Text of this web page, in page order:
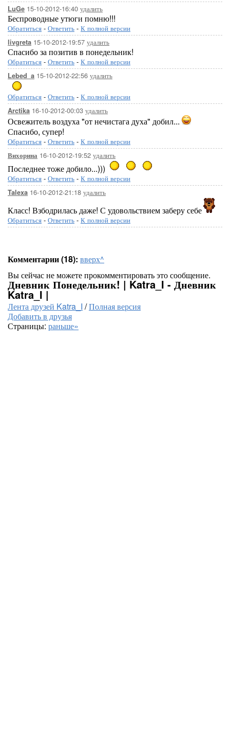
LuGe 15-10-2012-16:40 удалить
Беспроводные утюги помню!!!
Обратиться - Ответить - К полной версии
livgreta 15-10-2012-19:57 удалить
Спасибо за позитив в понедельник!
Обратиться - Ответить - К полной версии
Lebed_a 15-10-2012-22:56 удалить
Обратиться - Ответить - К полной версии
Arctika 16-10-2012-00:03 удалить
Освежитель воздуха "от нечистага духа" добил...
Спасибо, супер!
Обратиться - Ответить - К полной версии
Вихорина 16-10-2012-19:52 удалить
Последнее тоже добило...)))
Обратиться - Ответить - К полной версии
Talexa 16-10-2012-21:18 удалить
Класс! Взбодрилась даже! С удовольствием заберу себе
Обратиться - Ответить - К полной версии
Комментарии (18): вверх^
Вы сейчас не можете прокомментировать это сообщение.
Дневник Понедельник! | Katra_I - Дневник
Katra_I |
Лента друзей Katra_I /Полная версия
Добавить в друзья
Страницы: раньше»